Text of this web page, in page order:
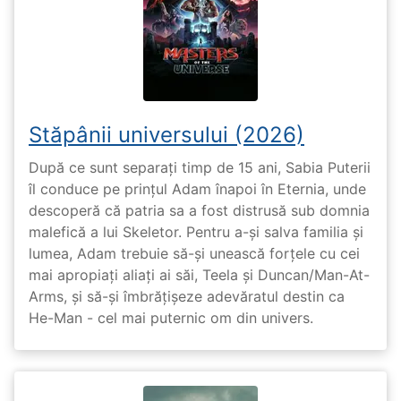
Stăpânii universului (2026)
După ce sunt separați timp de 15 ani, Sabia Puterii
îl conduce pe prințul Adam înapoi în Eternia, unde
descoperă că patria sa a fost distrusă sub domnia
malefică a lui Skeletor. Pentru a-și salva familia și
lumea, Adam trebuie să-și unească forțele cu cei
mai apropiați aliați ai săi, Teela și Duncan/Man-At-
Arms, și să-și îmbrățișeze adevăratul destin ca
He-Man - cel mai puternic om din univers.